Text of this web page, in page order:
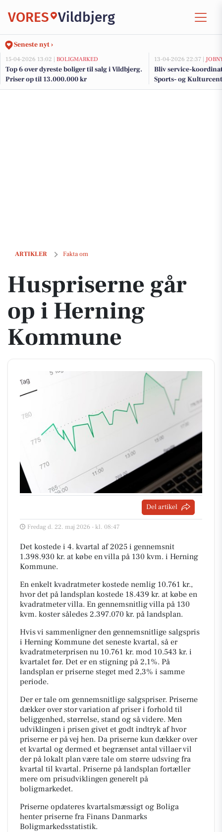
VORES Vildbjerg
Seneste nyt ›
15-04-2026 13:02 | BOLIGMARKED
Top 6 over dyreste boliger til salg i Vildbjerg.
Priser op til 13.000.000 kr
13-04-2026 22:37 |
Bliv service-
Sports- og
daglig service og
ARTIKLER Fakta om
Huspriserne går op i Herning Kommune
Huspriserne går
op i Herning
Kommune
Del artikel
Fredag d. 22. maj 2026 - kl. 08:47
Det kostede i 4. kvartal af 2025 i gennemsnit
1.398.930 kr. at købe en villa på 130 kvm. i Herning
Kommune.
En enkelt kvadratmeter kostede nemlig 10.761 kr.,
hvor det på landsplan kostede 18.439 kr. at købe en
kvadratmeter villa. En gennemsnitlig villa på 130
kvm. koster således 2.397.070 kr. på landsplan.
Hvis vi sammenligner den gennemsnitlige salgspris
i Herning Kommune det seneste kvartal, så er
kvadratmeterprisen nu 10.761 kr. mod 10.543 kr. i
kvartalet før. Det er en stigning på 2,1%. På
landsplan er priserne steget med 2,3% i samme
periode.
Der er tale om gennemsnitlige salgspriser. Priserne
dækker over stor variation af priser i forhold til
beliggenhed, størrelse, stand og så videre. Men
udviklingen i prisen givet et godt indtryk af hvor
priserne er på vej hen. Da priserne kun dækker over
et kvartal og dermed et begrænset antal villaer vil
der på lokalt plan være tale om større udsving fra
kvartal til kvartal. Priserne på landsplan fortæller
mere om prisudviklingen generelt på
boligmarkedet.
Priserne opdateres kvartalsmæssigt og Boliga
henter priserne fra Finans Danmarks
Boligmarkedsstatistik.